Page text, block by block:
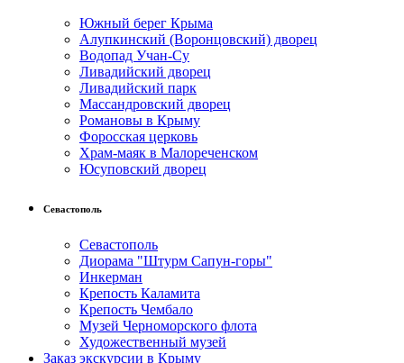
Южный берег Крыма
Алупкинский (Воронцовский) дворец
Водопад Учан-Су
Ливадийский дворец
Ливадийский парк
Массандровский дворец
Романовы в Крыму
Форосская церковь
Храм-маяк в Малореченском
Юсуповский дворец
Севастополь
Севастополь
Диорама "Штурм Сапун-горы"
Инкерман
Крепость Каламита
Крепость Чембало
Музей Черноморского флота
Художественный музей
Заказ экскурсии в Крыму